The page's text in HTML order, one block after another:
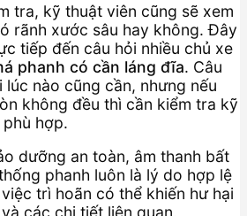
tra, kỹ thuật viên cũng sẽ xem
rãnh xước sâu hay không. Đây
tiếp đến câu hỏi nhiều chủ xe
phanh có cần láng đĩa. Câu
nào cũng cần, nhưng nếu
không đều thì cần kiểm tra kỹ
hợp.
dưỡng an toàn, âm thanh bất
phanh luôn là lý do hợp lệ
trì hoãn có thể khiến hư hại